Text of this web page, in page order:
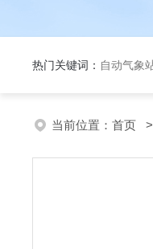
热门关键词： 自动气象
当前位置： 首页 >